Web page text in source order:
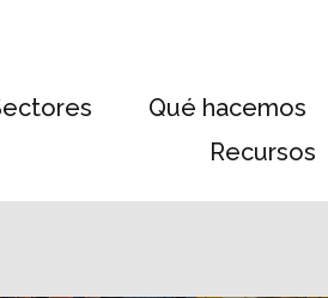
Qué hacemos
Recursos